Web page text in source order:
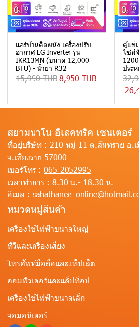
แอร์บ้านติดผนัง เครื่องปรับ
อากาศ LG Inverter รุ่น
IKR13MN (ขนาด 12,000
BTU) - น้ำยา R32
15,990 THB8,950 THB
ตู้แช่
ไซส์
ประ
สยามนาโน อีเลคทริค เซนเตอร์
ที่อยู่บริษัท : 210 หมู่ 11 ต.สันทราย อ.เ
จ.เชียงราย 57000
เบอร์โทร : 065-2052995
เวลาทำการ : 8.30 น.- 18.30 น.
อีเมล :
หมวดหมู่สินค้า
เครื่องใช้ไฟฟ้าขนาดใหญ่
ทีวีและเครื่องเสียง
โทรศัพท์มือถือและแท็ปเล็ต
คอมพิวเตอร์และแล็ปท็อป
เครื่องใช้ไฟฟ้าขนาดเล็ก
จอมอนิเตอร์